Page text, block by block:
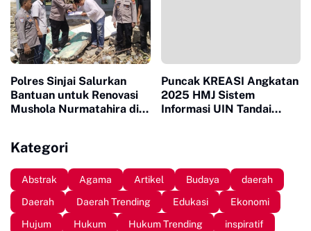
Polres Sinjai Salurkan
Bantuan untuk Renovasi
Mushola Nurmatahira di
Puncak KREASI Angkatan
2025 HMJ Sistem
Informasi UIN Tandai
Kategori
Abstrak Agama Artikel Budaya
daerah
Daerah
Daerah Trending Edukasi
Ekonomi
Hujum
Hukum Hukum Trending
inspiratif